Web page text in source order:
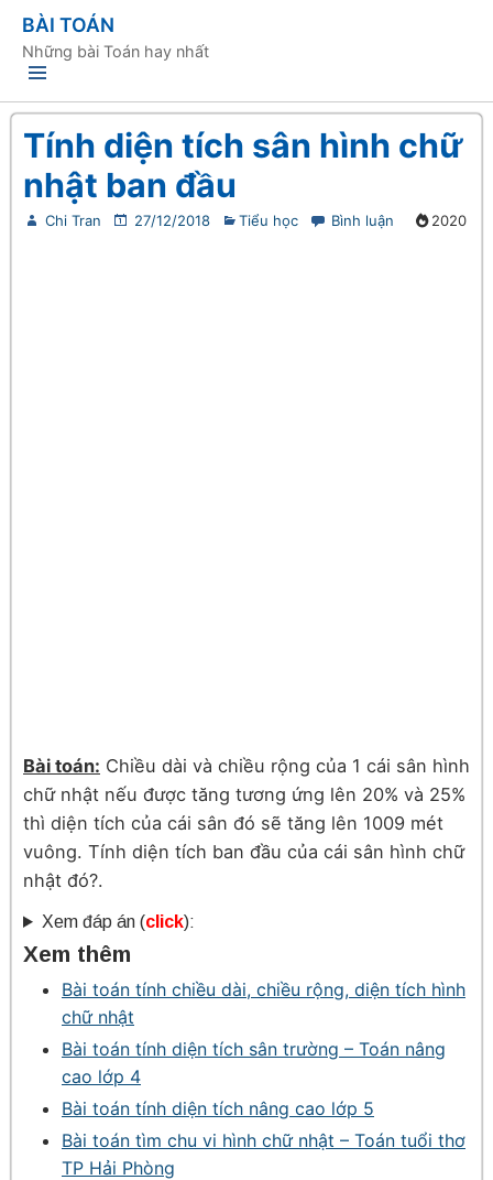
BÀI TOÁN
Những bài Toán hay nhất
Tính diện tích sân hình chữ
nhật ban đầu
Chi Tran 27/12/2018 Tiểu học Bình luận 2020
Bài toán: Chiều dài và chiều rộng của 1 cái sân hình
chữ nhật nếu được tăng tương ứng lên 20% và 25%
thì diện tích của cái sân đó sẽ tăng lên 1009 mét
vuông. Tính diện tích ban đầu của cái sân hình chữ
nhật đó?.
Xem đáp án (click):
Xem thêm
Bài toán tính chiều dài, chiều rộng, diện tích hình
chữ nhật
Bài toán tính diện tích sân trường – Toán nâng
cao lớp 4
Bài toán tính diện tích nâng cao lớp 5
Bài toán tìm chu vi hình chữ nhật – Toán tuổi thơ
TP Hải Phòng